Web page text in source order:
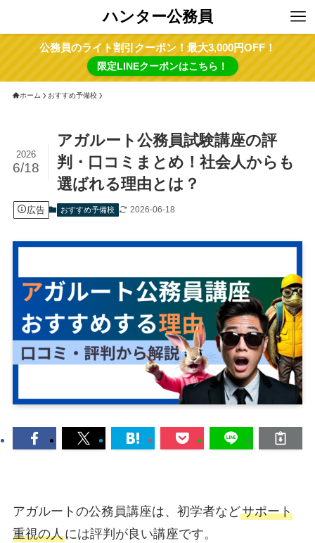
ハンター公務員
公務員のライト割引クーポン！最大3,000円OFF！
限定LINEクーポンはこちら！
ホーム おすすめ予備校
アガルート公務員試験講座の評
判・口コミまとめ！社会人からも
選ばれる理由とは？
2026
6/18
広告 おすすめ予備校 2026-06-18
アガルートの公務員講座は、初学者などサポート
重視の人には評判が良い講座です。